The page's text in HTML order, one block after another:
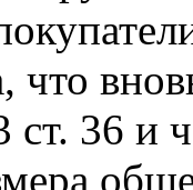
что
ст. 36